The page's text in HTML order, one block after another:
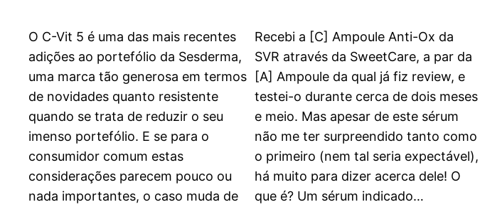
O C-Vit 5 é uma das mais recentes
adições ao portefólio da Sesderma,
uma marca tão generosa em termos
de novidades quanto resistente
quando se trata de reduzir o seu
imenso portefólio. E se para o
consumidor comum estas
considerações parecem pouco ou
nada importantes, o caso muda de
Recebi a [C] Ampoule Anti-Ox da
SVR através da SweetCare, a par da
[A] Ampoule da qual já fiz review, e
testei-o durante cerca de dois meses
e meio. Mas apesar de este sérum
não me ter surpreendido tanto como
o primeiro (nem tal seria expectável),
há muito para dizer acerca dele! O
que é? Um sérum indicado…